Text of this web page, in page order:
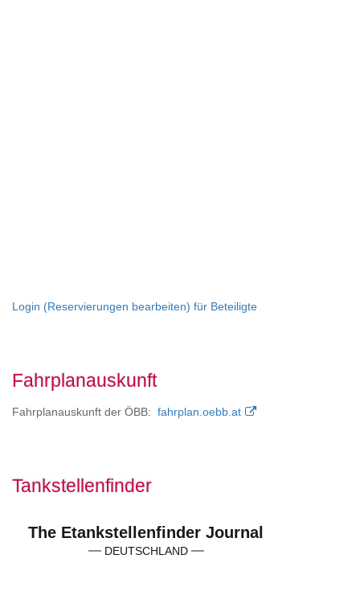
Login (Reservierungen bearbeiten) für Beteiligte
Fahrplanauskunft
Fahrplanauskunft der ÖBB: fahrplan.oebb.at
Tankstellenfinder